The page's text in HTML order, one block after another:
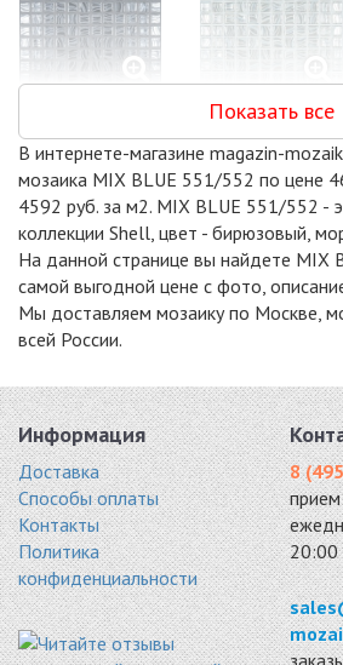
№7803
стекло 317x317
4350 руб. / кв.м.
GLITTER GREY
№7804
стекло 317x317
4433 руб. / кв.м.
-17%
553/554
стекло 317x317
4592 руб. / кв.м.
-17%
BLUE 552/555
стекло 317x317
4592 руб. / кв.м.
-17%
SHELL № 563
WHITE 38X38
-10%
GLITTER WHITE
№7802
Показать все
В интернете-магазине magazin-
мозаика MIX BLUE 551/552 по цене
4592 руб. за м2. MIX BLUE 551/552 -
коллекции Shell, цвет - бирюзовый,
На данной странице вы найдете MIX
самой выгодной цене с фото,
Мы доставляем мозаику по Москве,
всей России.
Информация
Доставка
Способы оплаты
Контакты
Политика
конфиденциальности
8
20:00